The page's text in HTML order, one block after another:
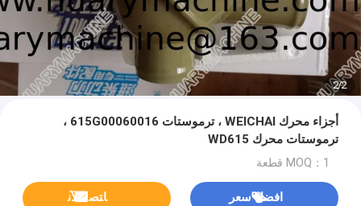
2
/
2
أجزاء محرك WEICHAI ، ترموستات 615G00060016 ،
ترموستات محرك WD615
MOQ：1 قطعة
افضل سعر ﺎﺘﺼﻟ ﺍﻶﻧ